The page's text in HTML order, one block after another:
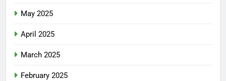
May 2025
April 2025
March 2025
February 2025